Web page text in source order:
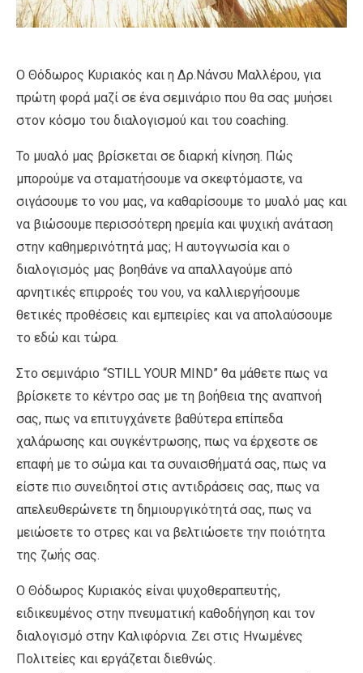
Ο Θόδωρος Κυριακός και η Δρ.Νάνσυ Μαλλέρου, για
πρώτη φορά μαζί σε ένα σεμινάριο που θα σας μυήσει
στον κόσμο του διαλογισμού και του coaching.
Το μυαλό μας βρίσκεται σε διαρκή κίνηση. Πώς
μπορούμε να σταματήσουμε να σκεφτόμαστε, να
σιγάσουμε το νου μας, να καθαρίσουμε το μυαλό μας και
να βιώσουμε περισσότερη ηρεμία και ψυχική ανάταση
στην καθημερινότητά μας; Η αυτογνωσία και ο
διαλογισμός μας βοηθάνε να απαλλαγούμε από
αρνητικές επιρροές του νου, να καλλιεργήσουμε
θετικές προθέσεις και εμπειρίες και να απολαύσουμε
το εδώ και τώρα.
Στο σεμινάριο “STILL YOUR MIND” θα μάθετε πως να
βρίσκετε το κέντρο σας με τη βοήθεια της αναπνοή
σας, πως να επιτυγχάνετε βαθύτερα επίπεδα
χαλάρωσης και συγκέντρωσης, πως να έρχεστε σε
επαφή με το σώμα και τα συναισθήματά σας, πως να
είστε πιο συνειδητοί στις αντιδράσεις σας, πως να
απελευθερώνετε τη δημιουργικότητά σας, πως να
μειώσετε το στρες και να βελτιώσετε την ποιότητα
της ζωής σας.
Ο Θόδωρος Κυριακός είναι ψυχοθεραπευτής,
ειδικευμένος στην πνευματική καθοδήγηση και τον
διαλογισμό στην Καλιφόρνια. Ζει στις Ηνωμένες
Πολιτείες και εργάζεται διεθνώς.